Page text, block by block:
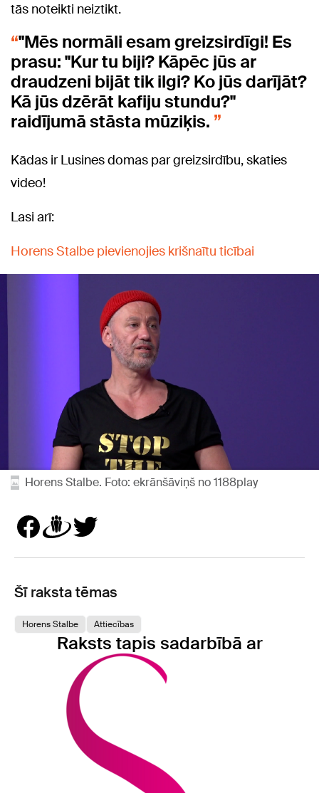
tās noteikti neiztikt.
"Mēs normāli esam greizsirdīgi! Es
prasu: "Kur tu biji? Kāpēc jūs ar
draudzeni bijāt tik ilgi? Ko jūs darījāt?
Kā jūs dzērāt kafiju stundu?"
raidījumā stāsta mūziķis.
Kādas ir Lusines domas par greizsirdību, skaties
video!
Lasi arī:
Horens Stalbe pievienojies krišnaītu ticībai
Horens Stalbe. Foto: ekrānšāviņš no 1188play
Šī raksta tēmas
Horens Stalbe Attiecības
Raksts tapis sadarbībā ar